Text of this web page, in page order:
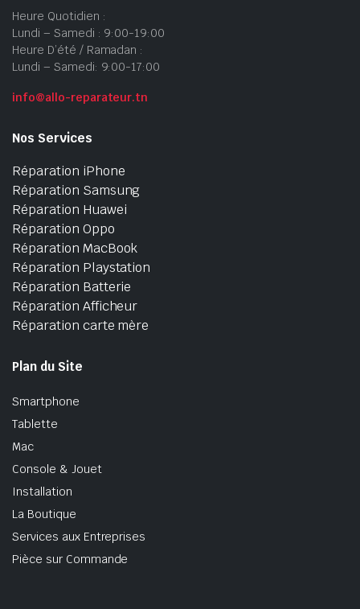
Heure Quotidien :
Lundi – Samedi : 9:00-19:00
Heure D’été / Ramadan :
Lundi – Samedi: 9:00-17:00
info@allo-reparateur.tn
Nos Services
Réparation iPhone
Réparation Samsung
Réparation Huawei
Réparation Oppo
Réparation MacBook
Réparation Playstation
Réparation Batterie
Réparation Afficheur
Réparation carte mère
Plan du Site
Smartphone
Tablette
Mac
Console & Jouet
Installation
La Boutique
Services aux Entreprises
Pièce sur Commande